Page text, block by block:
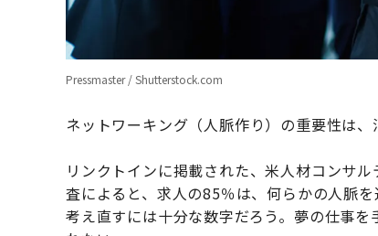
Pressmaster / Shutterstock.com
ネットワーキング（人脈作り）の重要性は
リンクトインに掲載された、米人材コンサ
査によると、求人の85％は、何らかの人脈
考え直すには十分な数字だろう。夢の仕事